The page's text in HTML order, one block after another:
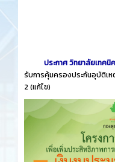
ประกาศ วิทยาลัยเทคนิ
รับการคุ้มครองประกันอุบัติเ
2 (แก้ไข)